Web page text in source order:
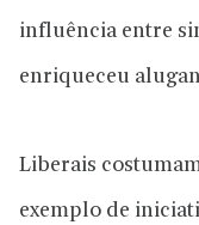
influência entre
enriqueceu
Liberais
exemplo de